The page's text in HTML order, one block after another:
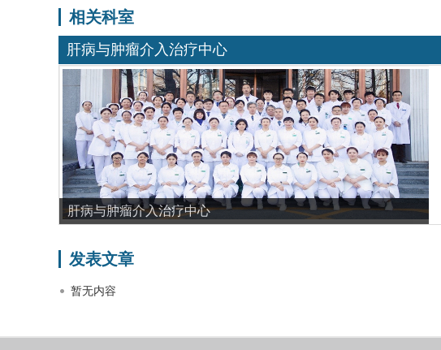
相关科室
肝病与肿瘤介入治疗中心
肝病与肿瘤介入治疗中心
发表文章
暂无内容